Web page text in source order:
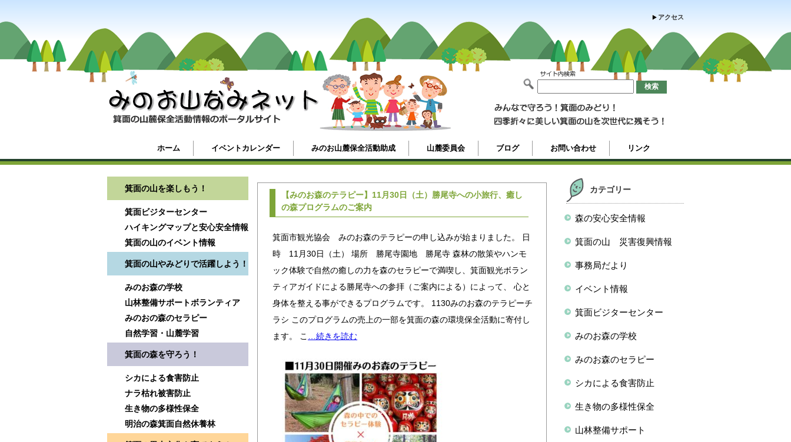
アクセス
ホーム イベントカレンダー みのお山麓保全活動助成 山麓委員会 ブログ お問い合わせ リンク
箕面の山を楽しもう！
箕面ビジターセンター
ハイキングマップと安心安全情報
箕面の山のイベント情報
箕面の山やみどりで活躍しよう！
みのお森の学校
山林整備サポートボランティア
みのおの森のセラピー
自然学習・山麓学習
箕面の森を守ろう！
シカによる食害防止
ナラ枯れ被害防止
生き物の多様性保全
明治の森箕面自然休養林
【みのお森のテラピー】11月30日（土）勝尾寺への小旅行、癒し
の森プログラムのご案内
箕面市観光協会 みのお森のテラピーの申し込みが始まりました。 日
時 11月30日（土） 場所 勝尾寺園地 勝尾寺 森林の散策やハンモ
ック体験で自然の癒しの力を森のセラピーで満喫し、箕面観光ボラン
ティアガイドによる勝尾寺への参拝（ご案内による）によって、 心と
身体を整える事ができるプログラムです。 1130みのお森のテラピーチ
ラシ このプログラムの売上の一部を箕面の森の環境保全活動に寄付し
ます。 こ
…続きを読む
カテゴリー
森の安心安全情報
箕面の山 災害復興情報
事務局だより
イベント情報
箕面ビジターセンター
みのお森の学校
みのお森のセラピー
シカによる食害防止
生き物の多様性保全
山林整備サポート